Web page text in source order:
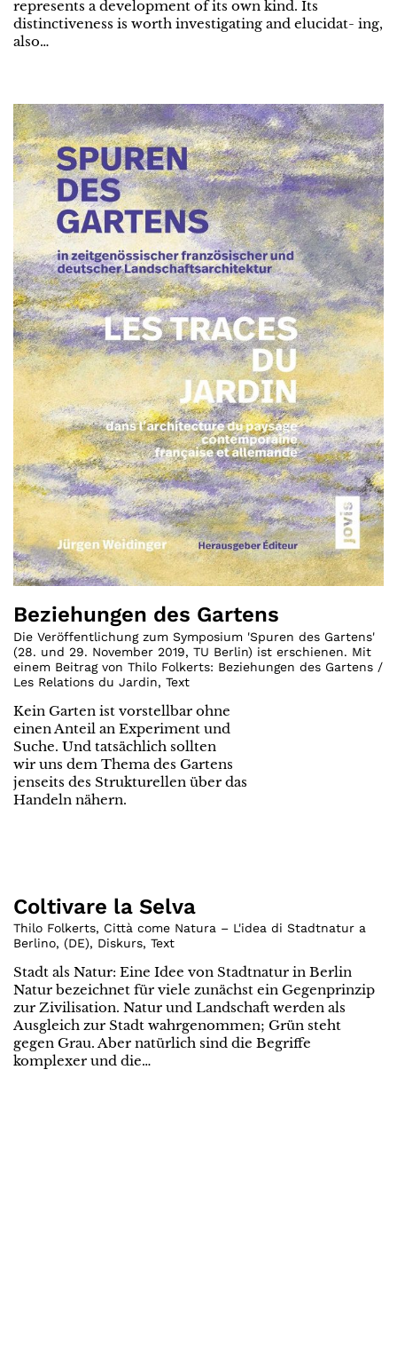
represents a development of its own kind. Its
distinctiveness is worth investigating and elucidat- ing,
also…
Beziehungen des Gartens
Die Veröffentlichung zum Symposium 'Spuren des Gartens'
(28. und 29. November 2019, TU Berlin) ist erschienen. Mit
einem Beitrag von Thilo Folkerts: Beziehungen des Gartens /
Les Relations du Jardin, Text
Kein Garten ist vorstellbar ohne
einen Anteil an Experiment und
Suche. Und tatsächlich sollten
wir uns dem Thema des Gartens
jenseits des Strukturellen über das
Handeln nähern.
Coltivare la Selva
Thilo Folkerts, Città come Natura – L'idea di Stadtnatur a
Berlino, (DE), Diskurs, Text
Stadt als Natur: Eine Idee von Stadtnatur in Berlin
Natur bezeichnet für viele zunächst ein Gegenprinzip
zur Zivilisation. Natur und Landschaft werden als
Ausgleich zur Stadt wahrgenommen; Grün steht
gegen Grau. Aber natürlich sind die Begriffe
komplexer und die…